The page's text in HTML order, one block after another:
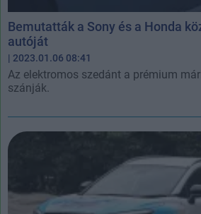
Bemutatták a Sony és a Honda
autóját
| 2023.01.06 08:41
Az elektromos szedánt a prémium
szánják.